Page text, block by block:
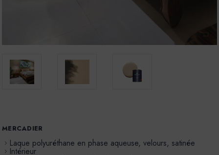
MERCADIER
Laque polyuréthane en phase aqueuse, velours, satinée
Intérieur